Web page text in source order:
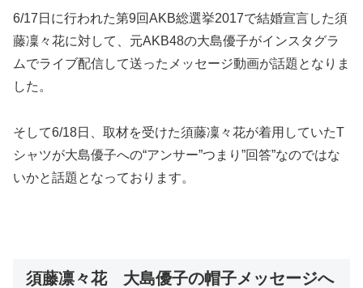
6/17日に行われた第9回AKB総選挙2017で結婚宣言した須
藤凜々花に対して、元AKB48の大島優子がインスタグラ
ムでライブ配信して送ったメッセージ動画が話題となりま
した。
そして6/18日、取材を受けた須藤凜々花が着用していたT
シャツが大島優子への“アンサー”つまり”回答”なのではな
いかと話題となっております。
須藤凛々花 大島優子の帽子メッセージへ